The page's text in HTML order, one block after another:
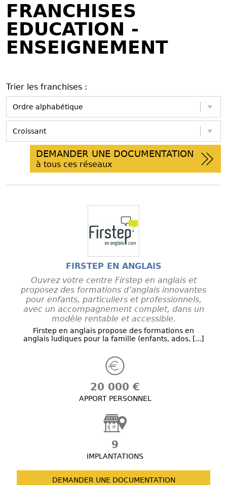
FRANCHISES
EDUCATION -
ENSEIGNEMENT
Trier les franchises :
DEMANDER UNE DOCUMENTATION
à tous ces réseaux
FIRSTEP EN ANGLAIS
Ouvrez votre centre Firstep en anglais et
proposez des formations d’anglais innovantes
pour enfants, particuliers et professionnels,
avec un accompagnement complet, dans un
modèle rentable et accessible.
Firstep en anglais propose des formations en
anglais ludiques pour la famille (enfants, ados, [...]
20 000 €
APPORT PERSONNEL
9
IMPLANTATIONS
DEMANDER UNE DOCUMENTATION